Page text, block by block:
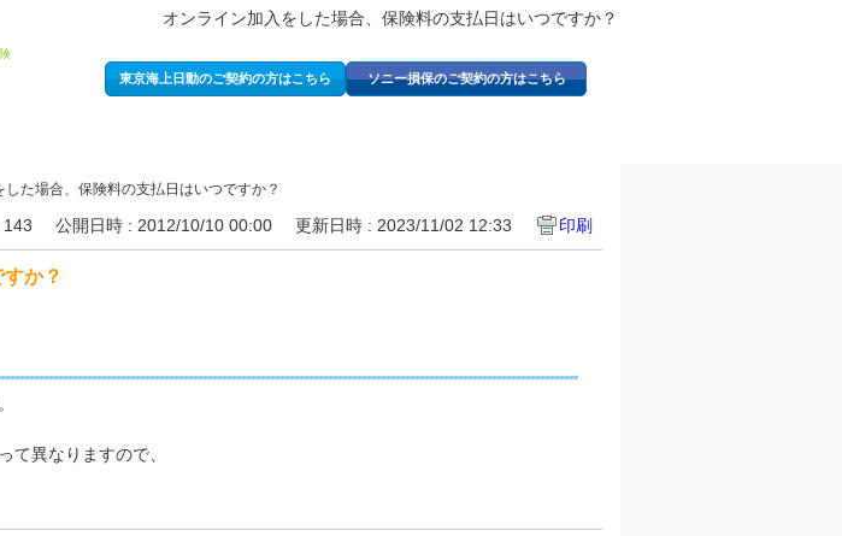
オンライン加入をした場合、保険料の支払日はいつですか？
東京海上日動のご契約の方はこちら ソニー損保のご契約の方はこちら
した場合、保険料の支払日はいつですか？
143 公開日時 : 2012/10/10 00:00 更新日時 : 2023/11/02 12:33 印刷
か？
て異なりますので、